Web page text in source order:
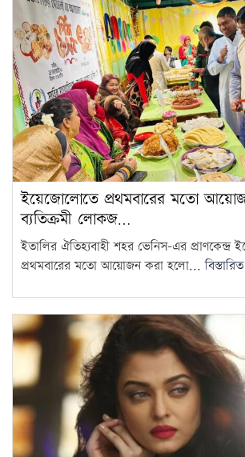
ইয়েজোলোতে প্রথমবারের মতো
ব্যতিক্রমী লোকজ…
ইতালির ঐতিহ্যবাহী শহর ভেনিস–এর প্রাণকেন্দ্র
প্রথমবারের মতো আয়োজন করা হলো...বিস্তারিত